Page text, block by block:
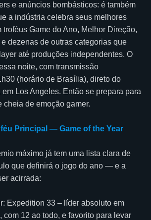
e anúncios bombásticos: é também
a indústria celebra seus melhores
troféus Game do Ano, Melhor Direção,
dezenas de outras categorias que
até produções independentes. O
noite, com transmissão
(horário de Brasília), direto do
em Los Angeles. Então se prepara para
cheia de emoção gamer.
Principal — Game of the Year
máximo já tem uma lista clara de
que definirá o jogo do ano — e a
acirrada:
Expedition 33 – líder absoluto em
com 12 ao todo, e favorito para levar